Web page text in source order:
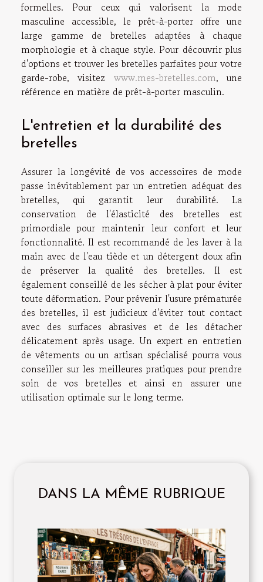
formelles. Pour ceux qui valorisent la mode
masculine accessible, le prêt-à-porteroffre une
large gamme de bretelles adaptées à chaque
morphologie et à chaque style. Pour découvrir plus
d'options et trouver les bretelles parfaites pour votre
garde-robe, visitez www.mes-bretelles.com, une
référence en matière de prêt-à-porter masculin.
L'entretien et la durabilité des
bretelles
Assurer la longévité de vos accessoires de mode
passe inévitablement par un entretien adéquat des
bretelles, qui garantit leur durabilité. La
conservation de l'élasticité des bretelles est
primordiale pour maintenir leur confort et leur
fonctionnalité. Il est recommandé de les laver à la
main avec de l'eau tiède et un détergent doux afin
de préserver la qualité des bretelles. Il est
également conseillé de les sécher à plat pour éviter
toute déformation. Pour prévenir l'usure prématurée
des bretelles, il est judicieux d'éviter tout contact
avec des surfaces abrasives et de les détacher
délicatement après usage. Un expert en entretien
de vêtements ou un artisan spécialisé pourra vous
conseiller sur les meilleures pratiques pour prendre
soin de vos bretelles et ainsi en assurer une
utilisation optimale sur le long terme.
DANS LA MÊME RUBRIQUE